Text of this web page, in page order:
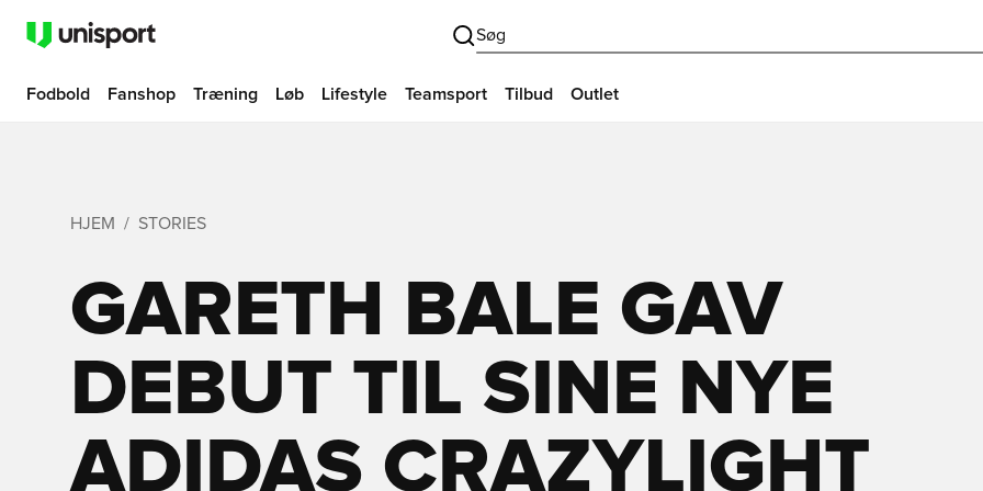
Søg
Fodbold Fanshop Træning Løb Lifestyle Teamsport Tilbud Outlet
HJEM STORIES
GARETH BALE GAV
DEBUT TIL SINE NYE
ADIDAS CRAZYLIGHT